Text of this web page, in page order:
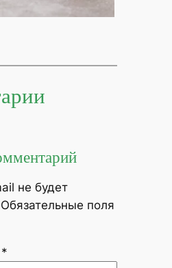
не будет
Обязательные поля
*